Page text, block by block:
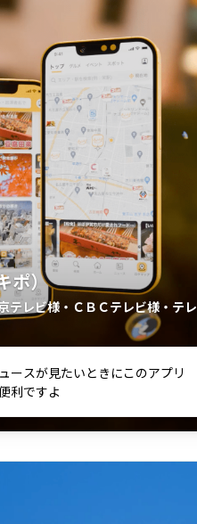
ポ）
テレビ様・ＣＢＣテレビ様・テレ
のおもしろ番組が視聴可能地域
れるの嬉しいポイント
させていただいております！